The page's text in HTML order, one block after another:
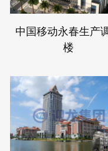
中国移动永春生产
楼